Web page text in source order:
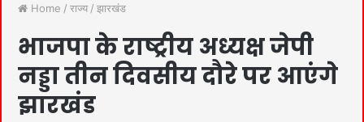
Home / राज्य / झारखंड
भाजपा के राष्ट्रीय अध्यक्ष जेपी
नड्डा तीन दिवसीय दौरे पर आएंगे
झारखंड